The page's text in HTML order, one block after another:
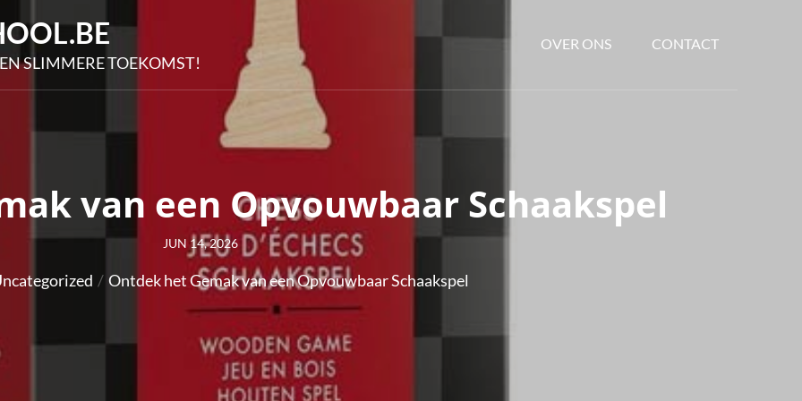
SLIMMERE TOEKOMST!
OVER ONS CONTACT
van een Opvouwbaar Schaakspel
Posted
JUN 14, 2026
Ontdek het Gemak van een Opvouwbaar Schaakspel